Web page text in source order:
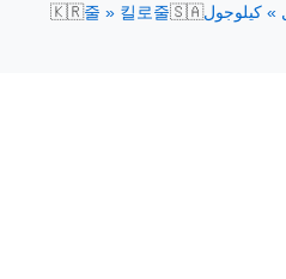
🇰🇷줄 » 킬로줄🇸🇦» كيلوجول